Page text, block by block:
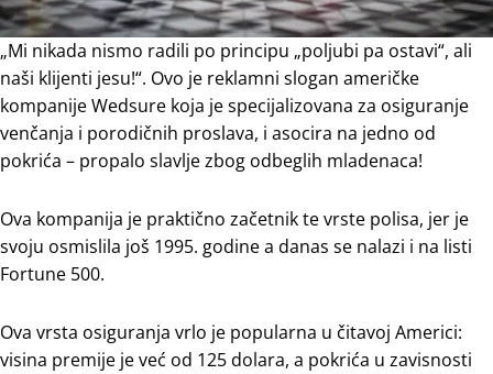
„Mi nikada nismo radili po principu „poljubi pa ostavi“, ali
naši klijenti jesu!“. Ovo je reklamni slogan američke
kompanije Wedsure koja je specijalizovana za osiguranje
venčanja i porodičnih proslava, i asocira na jedno od
pokrića – propalo slavlje zbog odbeglih mladenaca!
Ova kompanija je praktično začetnik te vrste polisa, jer je
svoju osmislila još 1995. godine a danas se nalazi i na listi
Fortune 500.
Ova vrsta osiguranja vrlo je popularna u čitavoj Americi:
visina premije je već od 125 dolara, a pokrića u zavisnosti